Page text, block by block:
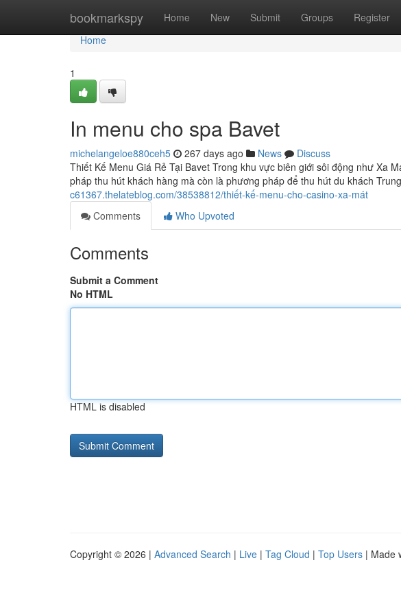
bookmarkspy Home New Submit Groups Register
Home
Home
1
In menu cho spa Bavet
michelangeloe880ceh5 267 days ago News
Discuss
Thiết Kế Menu Giá Rẻ Tại Bavet Trong khu vực biên giới sôi động như Xa
pháp thu hút khách hàng mà còn là phương pháp để thu hút du khách
c61367.thelateblog.com/38538812/thiết-kế-menu-cho-casino-xa-mát
Comments
Who Upvoted
Comments
Submit a Comment
No HTML
HTML is disabled
Copyright © 2026 | Advanced Search | Live | Tag Cloud | Top Users | Made